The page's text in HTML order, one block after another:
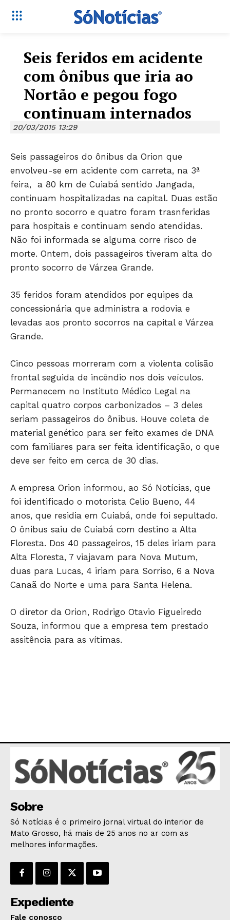
Só Notícias
JUNTE-SE NO WHATSAPP
HOME
POLÍCIA
ESPORTES
ECONOMIA
Seis feridos em acidente
com ônibus que iria ao
Nortão e pegou fogo
continuam internados
20/03/2015 13:29
Seis passageiros do ônibus da Orion que
envolveu-se em acidente com carreta, na 3ª
feira, a 80 km de Cuiabá sentido Jangada,
continuam hospitalizadas na capital. Duas estão
no pronto socorro e quatro foram trasnferidas
para hospitais e continuam sendo atendidas.
Não foi informada se alguma corre risco de
morte. Ontem, dois passageiros tiveram alta do
pronto socorro de Várzea Grande.
35 feridos foram atendidos por equipes da
concessionária que administra a rodovia e
levadas aos pronto socorros na capital e Várzea
Grande.
Cinco pessoas morreram com a violenta colisão
frontal seguida de incêndio nos dois veículos.
Permanecem no Instituto Médico Legal na
capital quatro corpos carbonizados – 3 deles
seriam passageiros do ônibus. Houve coleta de
material genético para ser feito exames de DNA
com familiares para ser feita identificação, o que
deve ser feito em cerca de 30 dias.
A empresa Orion informou, ao Só Notícias, que
foi identificado o motorista Celio Bueno, 44
anos, que residia em Cuiabá, onde foi sepultado.
O ônibus saiu de Cuiabá com destino a Alta
Floresta. Dos 40 passageiros, 15 deles iriam para
Alta Floresta, 7 viajavam para Nova Mutum,
duas para Lucas, 4 iriam para Sorriso, 6 a Nova
Canaã do Norte e uma para Santa Helena.
O diretor da Orion, Rodrigo Otavio Figueiredo
Souza, informou que a empresa tem prestado
assitência para as vítimas.
Sobre
Só Notícias é o primeiro jornal virtual do interior de
Mato Grosso, há mais de 25 anos no ar com as
melhores informações.
Expediente
Fale conosco